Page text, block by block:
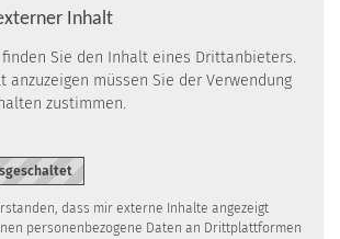
Inhalt
Sie den Inhalt eines Drittanbieters.
anzuzeigen müssen Sie der Verwendung
zustimmen.
dass mir externe Inhalte angezeigt
personenbezogene Daten an Drittplattformen